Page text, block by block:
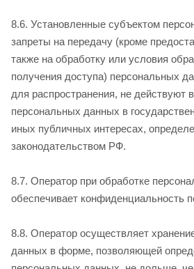
8.6. Установленные субъектом
запреты на передачу (кроме
также на обработку или условия
получения доступа) персональных
для распространения, не действуют
персональных данных в
иных публичных интересах,
законодательством РФ.
8.7. Оператор при обработке
обеспечивает конфиденциальность
8.8. Оператор осуществляет
данных в форме, позволяющей